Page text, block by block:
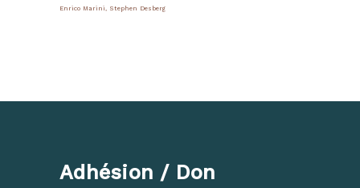
Enrico Marini Stephen Desberg
Adhésion / Don